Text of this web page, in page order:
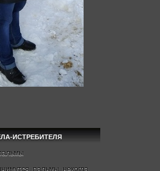
ИСТРЕБИТЕЛЯ
пальмы, некогда